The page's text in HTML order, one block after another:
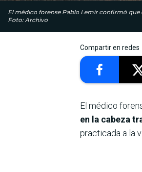
El médico forense Pablo Lemir confirmó que
Foto: Archivo
Compartir en redes
El médico
en la cabeza
practicada a la